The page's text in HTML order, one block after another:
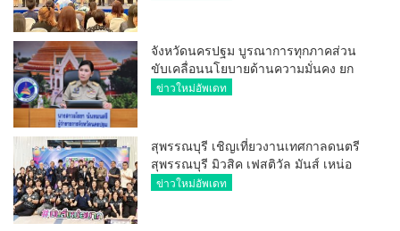
จังหวัดนครปฐม บูรณาการทุกภาคส่วน
ขับเคลื่อนนโยบายด้านความมั่นคง ยก
ระดับการป้องกันอาชญากรรมทาง
ข่าวใหม่อัพเดท
สุพรรณบุรี เชิญเที่ยวงานเทศกาลดนตรี
สุพรรณบุรี มิวสิค เฟสติวัล มันส์ เหน่อ
มาก
ข่าวใหม่อัพเดท